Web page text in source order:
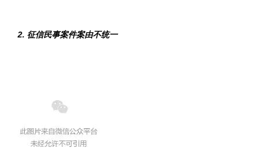
2. 征信民事案件案由不统一